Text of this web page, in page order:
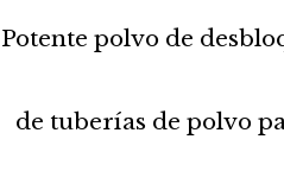
Potente polvo de
de tuberías de polvo